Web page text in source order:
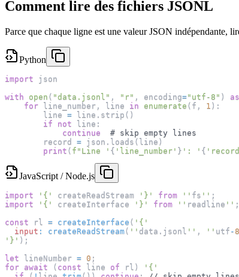
Comment lire des fichiers JSONL
Parce que chaque ligne est une valeur JSON indépendante,
Python
import json
with
open ( "data.jsonl" , "r" , encoding="utf-8" ) as
for line_number , line in enumerate ( f , 1 ) :
        line
= line . strip ( )
if
not line :
continue
# skip empty lines
        record
= json . loads ( line )
print ( f"Line ' { 'line_number' } ': ' {
JavaScript / Node.js
import '{' createReadStream '}' from '' fs '' ;
import
'{' createInterface '}' from '' readline '' ;
const rl = createInterface ( '{'
input : createReadStream( '' data . jsonl '' , '' utf - 8
'}' ) ;
let lineNumber = 0 ;
for await ( const line of rl )
'{'